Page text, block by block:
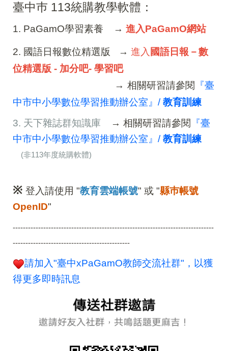
臺中巿 113統購教學軟體：
1. PaGamO學習素養 → 進入PaGamO網站
2. 國語日報數位精選版 → 進入 國語日報－數
位精選版 - 加分吧- 學習吧
→ 相關研習請參閱 『臺
中市中小學數位學習推動辦公室』/教育訓練
3. 天下雜誌群知識庫 → 相關研習請參閱 『臺
中市中小學數位學習推動辦公室』/教育訓練
(非113年度統購軟體)
※ 登入請使用 "教育雲端帳號" 或 "縣巿帳號
OpenID"
-------------------------------------------------------------------------------
----------------------------------------------
請加入"臺中xPaGamO教師交流社群"，以獲
得更多即時訊息